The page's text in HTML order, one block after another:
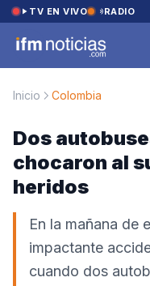
Saltar al contenido
TV EN VIVO RADIO
Inicio Colombia
Dos
chocaron al
heridos
En la mañana de
impactante
cuando dos